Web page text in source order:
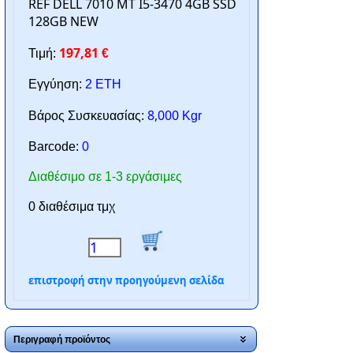
REF DELL 7010 MT I5-3470 4GB SSD
128GB NEW
Τιμή: 197,81 €
Εγγύηση: 2 ΕΤΗ
Βάρος Συσκευασίας: 8,000 Kgr
Barcode: 0
Διαθέσιμο σε 1-3 εργάσιμες
0 διαθέσιμα τμχ
επιστροφή στην προηγούμενη σελίδα
Περιγραφή προϊόντος